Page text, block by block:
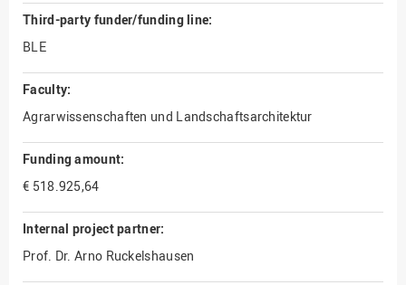
Third-party funder/funding line:
BLE
Faculty:
Agrarwissenschaften und Landschaftsarchitektur
Funding amount:
€ 518.925,64
Internal project partner:
Prof. Dr. Arno Ruckelshausen